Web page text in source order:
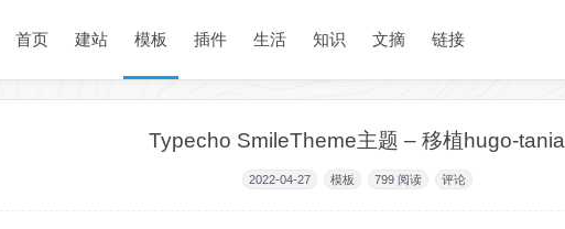
首页 建站 模板 插件 生活 知识 文摘 链接
Typecho SmileTheme主题 – 移植hugo-tania
2022-04-27 模板 799 阅读 评论